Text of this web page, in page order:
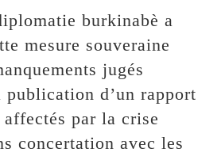
burkinabè a
mesure souveraine
jugés
publication d’un rapport
par la crise
concertation avec les